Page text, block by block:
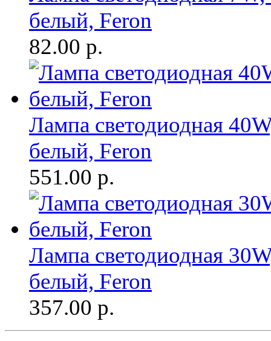
белый, Feron
82.00 р.
Лампа светодиодная
белый, Feron
551.00 р.
Лампа светодиодная
белый, Feron
357.00 р.